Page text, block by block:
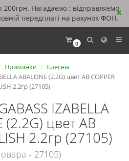
Нагадаємо : відправляємо
передплаті на рахунок ФОП.
0
Приманки
Блесны
ABALONE (2.2G) цвет AB COPPER
2.2гр (27105)
IZABELLA
(2.2G) цвет AB
2.2гр (27105)
- 27105)